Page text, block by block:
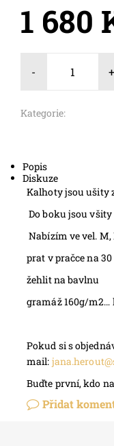
1 680
- +
Kategorie:
Popis
Diskuze
Kalhoty jsou ušity
Do boku jsou
Nabízím ve vel. M,
prat v pračce na
žehlit na bavlnu
gramáž 160g/m2…
Pokud si s
mail:
Buďte první, kdo
Přidat